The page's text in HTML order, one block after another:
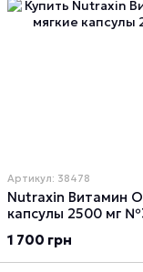
Артикул: 38478
Nutraxin Витамин
капсулы 2500 мг
1 700 грн